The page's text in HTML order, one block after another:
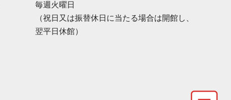
毎週火曜日
（祝日又は振替休日に当たる場合は開館し、
翌平日休館）